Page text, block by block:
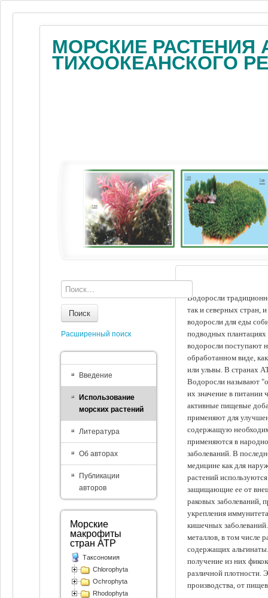
МОРСКИЕ РАСТЕНИЯ
ТИХООКЕАНСКОГО
Водоросли
так и северных стран,
водоросли для еды
подводных
водоросли поступают
обработанном виде,
или ульвы. В странах
Водоросли называют
их значение в питании
активные пищевые
применяют для
содержащую
применяются в
заболеваний. В
медицине как для
растений
защищающие ее от
раковых заболеваний,
укрепления
кишечных
металлов, в том числе
содержащих
получение из них
различной плотности.
производства, от
Поиск
Расширенный поиск
Введение
Использование
морских растений
Литература
Об авторах
Публикации
авторов
Морские
макрофиты
стран АТР
Таксономия
Chlorophyta
Ochrophyta
Rhodophyta